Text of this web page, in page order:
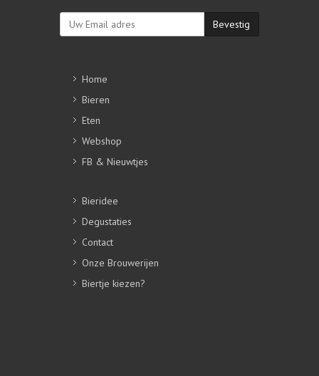
Bevestig
Home
Bieren
Eten
Webshop
FB & Nieuwtjes
Bieridee
Degustaties
Contact
Onze Brouwerijen
Biertje kiezen?